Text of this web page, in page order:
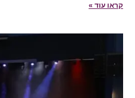
קראו עוד »